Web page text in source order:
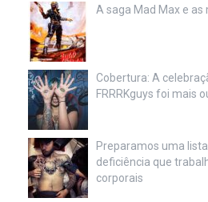
A saga Mad Max e
Cobertura: A
FRRRKguys foi mais
Preparamos uma
deficiência que
corporais